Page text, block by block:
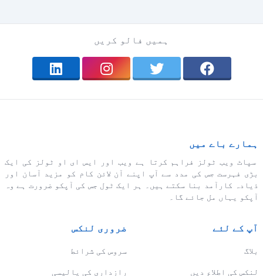
ہمیں فالو کریں
ہمارے باے میں
سپاٹ ویب ٹولز فراہم کرتا ہے ویب اور ایس ای او ٹولز کی ایک
بڑی فہرست جس کی مدد سے آپ اپنے آن لائن کام کو مزید آسان اور
ذیادہ کارآمد بنا سکتے ہیں۔ ہر ایک ٹول جس کی آپکو ضرورت ہے وہ
آپکو یہاں مل جائے گا۔
آپ کے لئے
بلاگ
لنکس کی اطلاع دیں
ضروری لنکس
سروس کی شرائط
رازداری کی پالیسی